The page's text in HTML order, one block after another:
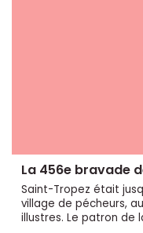
La 456e bravade
Saint-Tropez était
village de pécheurs,
illustres. Le patron de